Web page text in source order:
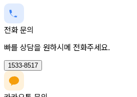
전화 문의
빠를 상담을 원하시메 전화주세요.
1533-8517